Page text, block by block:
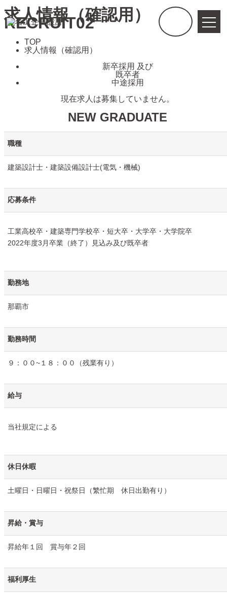
求人情報（確認用）
RECRUIT02
TOP
求人情報（確認用）
新卒採用 及び
既卒者
中途採用
現在求人は募集していません。
NEW GRADUATE
職種
建築設計士・建築設備設計士(電気・機械)
応募条件
工業高校卒・建築専門学校卒・短大卒・大学卒・大学院卒
2022年度3月卒業（終了）見込み及び既卒者
勤務地
那覇市
勤務時間
９：００~１８：００（残業有り）
給与
当社規定による
休日休暇
土曜日・日曜日・祝祭日（繁忙期 休日出勤有り）
昇給・賞与
昇給年１回 賞与年２回
福利厚生